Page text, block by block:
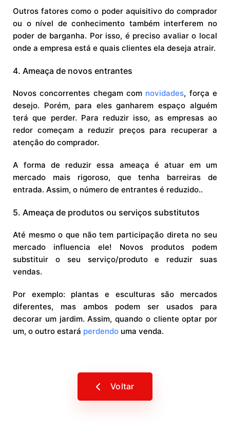
Outros fatores como o poder aquisitivo do comprador
ou o nível de conhecimento também interferem no
poder de barganha. Por isso, é preciso avaliar o local
onde a empresa está e quais clientes ela deseja atrair.
4. Ameaça de novos entrantes
Novos concorrentes chegam com novidades, força e
desejo. Porém, para eles ganharem espaço alguém
terá que perder. Para reduzir isso, as empresas ao
redor começam a reduzir preços para recuperar a
atenção do comprador.
A forma de reduzir essa ameaça é atuar em um
mercado mais rigoroso, que tenha barreiras de
entrada. Assim, o número de entrantes é reduzido..
5. Ameaça de produtos ou serviços substitutos
Até mesmo o que não tem participação direta no seu
mercado influencia ele! Novos produtos podem
substituir o seu serviço/produto e reduzir suas
vendas.
Por exemplo: plantas e esculturas são mercados
diferentes, mas ambos podem ser usados para
decorar um jardim. Assim, quando o cliente optar por
um, o outro estará perdendo uma venda.
Voltar